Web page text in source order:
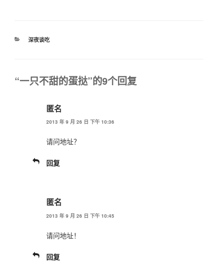
分
深夜谈吃
“一只不甜的蛋挞”的9个回复
匿名
2013 年 9 月 26 日 下午 10:36
请问地址？
回复
匿名
2013 年 9 月 26 日 下午 10:45
请问地址！
回复